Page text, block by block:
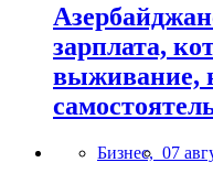
зарплата,
выживание,
Бизнес, 07